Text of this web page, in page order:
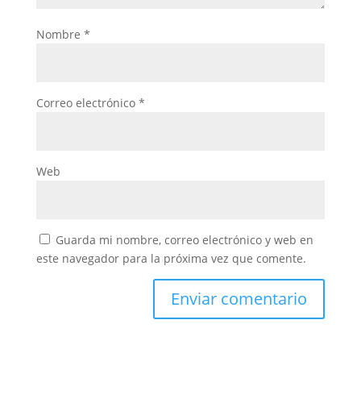
Nombre *
Correo electrónico *
Web
Guarda mi nombre, correo electrónico y web en
este navegador para la próxima vez que comente.